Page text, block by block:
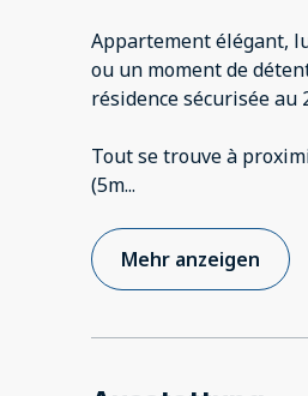
Appartement élégant,
ou un moment de
résidence sécurisée au
Tout se trouve à
(5m...
Mehr anzeigen